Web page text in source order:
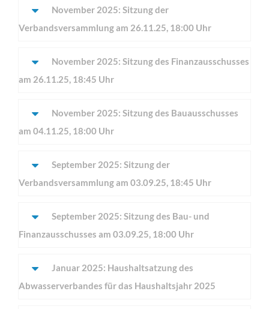
November 2025: Sitzung der
Verbandsversammlung am 26.11.25, 18:00 Uhr
November 2025: Sitzung des Finanzausschusses
am 26.11.25, 18:45 Uhr
November 2025: Sitzung des Bauausschusses
am 04.11.25, 18:00 Uhr
September 2025: Sitzung der
Verbandsversammlung am 03.09.25, 18:45 Uhr
September 2025: Sitzung des Bau- und
Finanzausschusses am 03.09.25, 18:00 Uhr
Januar 2025: Haushaltsatzung des
Abwasserverbandes für das Haushaltsjahr 2025